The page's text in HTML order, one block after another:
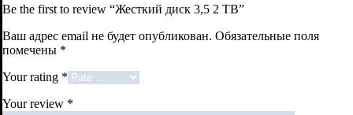
Be the first to review “Жесткий диск 3,5 2 TB”
Ваш адрес email не будет опубликован. Обязательные поля
помечены *
Your rating *
Your review *